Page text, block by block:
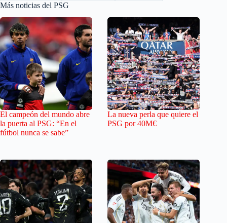
Más noticias del PSG
El campeón del mundo abre
la puerta al PSG: “En el
fútbol nunca se sabe”
La nueva perla que quiere el
PSG por 40M€